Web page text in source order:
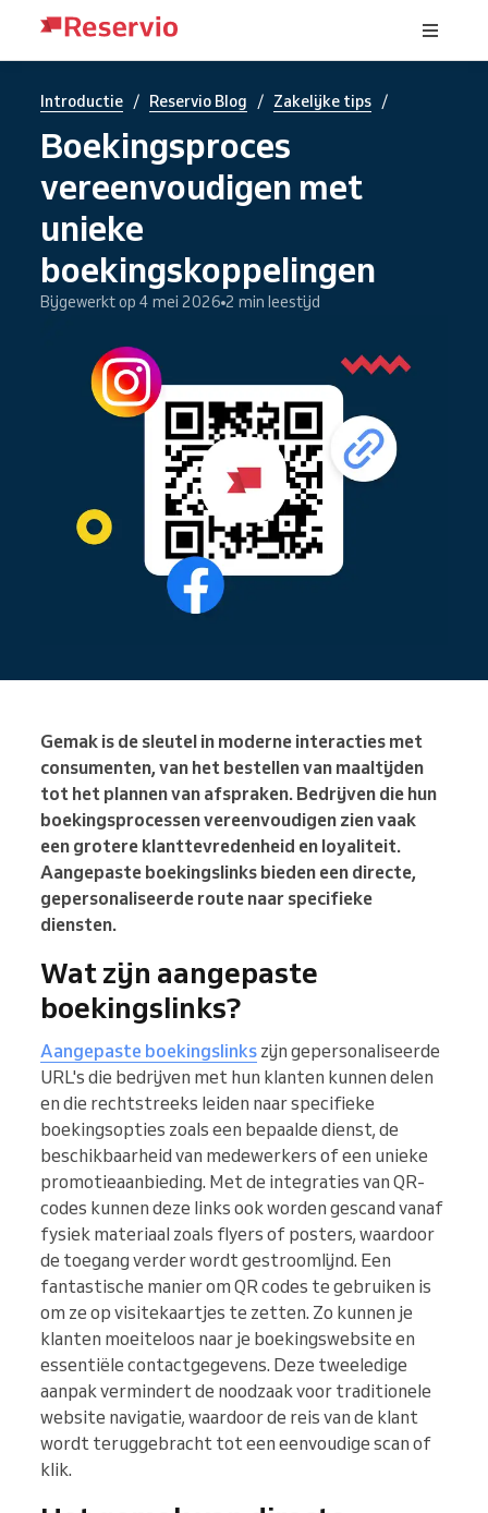
Introductie / Reservio Blog / Zakelijke tips /
Boekingsproces
vereenvoudigen met
unieke
boekingskoppelingen
Bijgewerkt op 4 mei 2026 2 min leestijd
Gemak is de sleutel in moderne interacties met
consumenten, van het bestellen van maaltijden
tot het plannen van afspraken. Bedrijven die hun
boekingsprocessen vereenvoudigen zien vaak
een grotere klanttevredenheid en loyaliteit.
Aangepaste boekingslinks bieden een directe,
gepersonaliseerde route naar specifieke
diensten.
Wat zijn aangepaste
boekingslinks?
Aangepaste boekingslinks zijn gepersonaliseerde
URL's die bedrijven met hun klanten kunnen delen
en die rechtstreeks leiden naar specifieke
boekingsopties zoals een bepaalde dienst, de
beschikbaarheid van medewerkers of een unieke
promotieaanbieding. Met de integraties van QR-
codes kunnen deze links ook worden gescand vanaf
fysiek materiaal zoals flyers of posters, waardoor
de toegang verder wordt gestroomlijnd. Een
fantastische manier om QR codes te gebruiken is
om ze op visitekaartjes te zetten. Zo kunnen je
klanten moeiteloos naar je boekingswebsite en
essentiële contactgegevens. Deze tweeledige
aanpak vermindert de noodzaak voor traditionele
website navigatie, waardoor de reis van de klant
wordt teruggebracht tot een eenvoudige scan of
klik.